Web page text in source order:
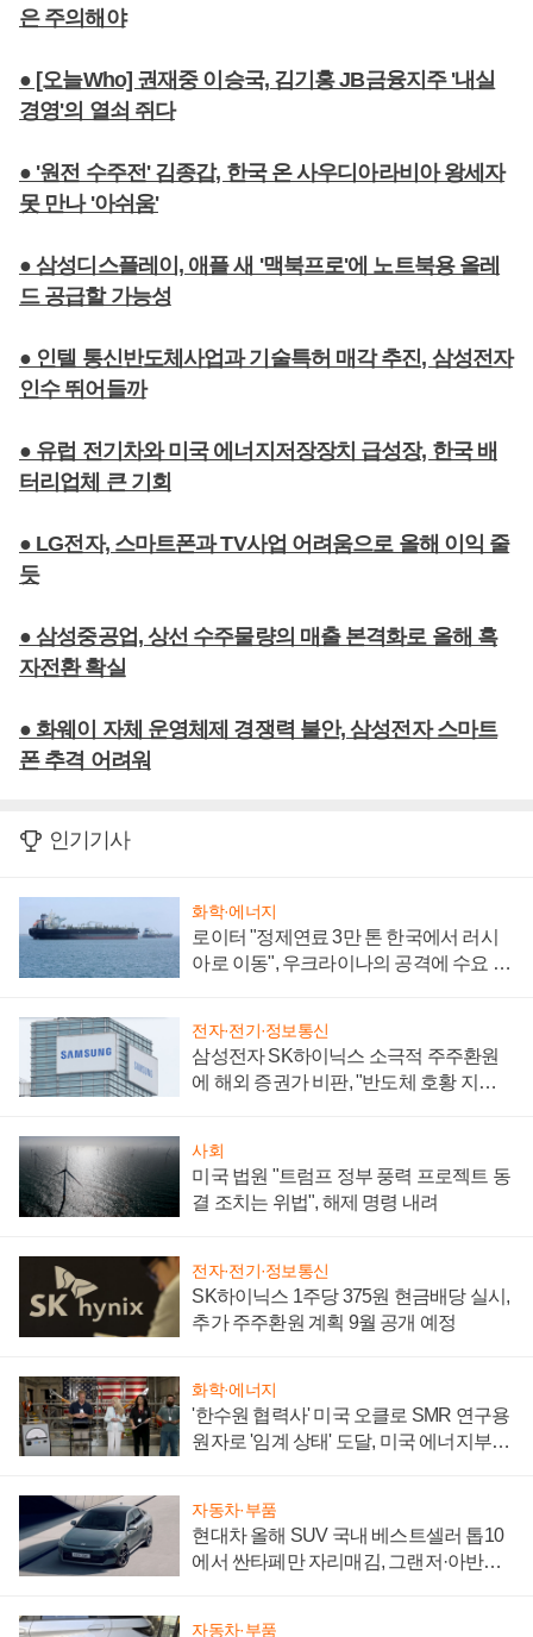
은 주의해야
● [오늘Who] 권재중 이승국, 김기홍 JB금융지주 '내실
경영'의 열쇠 쥐다
● '원전 수주전' 김종갑, 한국 온 사우디아라비아 왕세자
못 만나 '아쉬움'
● 삼성디스플레이, 애플 새 '맥북프로'에 노트북용 올레
드 공급할 가능성
● 인텔 통신반도체사업과 기술특허 매각 추진, 삼성전자
인수 뛰어들까
● 유럽 전기차와 미국 에너지저장장치 급성장, 한국 배
터리업체 큰 기회
● LG전자, 스마트폰과 TV사업 어려움으로 올해 이익 줄
듯
● 삼성중공업, 상선 수주물량의 매출 본격화로 올해 흑
자전환 확실
● 화웨이 자체 운영체제 경쟁력 불안, 삼성전자 스마트
폰 추격 어려워
인기기사
화학·에너지
로이터 "정제연료 3만 톤 한국에서 러시
아로 이동", 우크라이나의 공격에 수요 늘
전자·전기·정보통신
삼성전자 SK하이닉스 소극적 주주환원
에 해외 증권가 비판, "반도체 호황 지속
사회
미국 법원 "트럼프 정부 풍력 프로젝트 동
결 조치는 위법", 해제 명령 내려
전자·전기·정보통신
SK하이닉스 1주당 375원 현금배당 실시,
추가 주주환원 계획 9월 공개 예정
화학·에너지
'한수원 협력사' 미국 오클로 SMR 연구용
원자로 '임계 상태' 도달, 미국 에너지부
자동차·부품
현대차 올해 SUV 국내 베스트셀러 톱10
에서 싼타페만 자리매김, 그랜저·아반떼
자동차·부품